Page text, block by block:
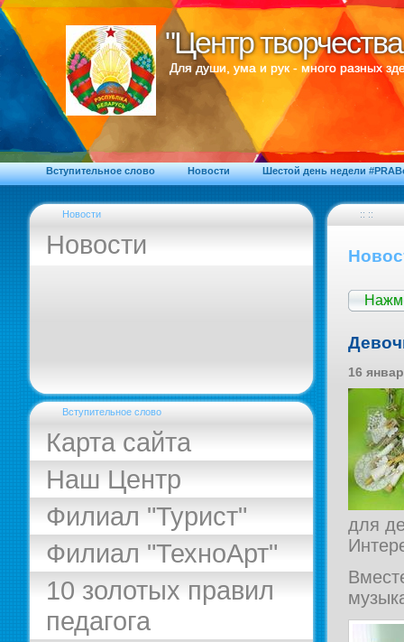
"Центр
"Центр
Для души, ума и рук - много разных
Вступительное слово Новости Шестой день недели
Новости
Новости
Вступительное слово
Карта сайта
Наш Центр
Филиал "Турист"
Филиал "ТехноАрт"
10 золотых правил
педагога
:: ::
16
для